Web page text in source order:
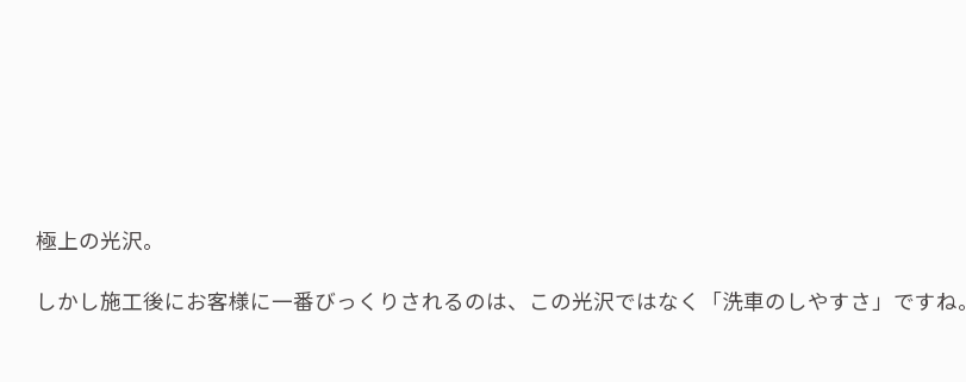
極上の光沢。
しかし施工後にお客様に一番びっくりされるのは、この光沢ではなく「洗車のしやすさ」ですね。